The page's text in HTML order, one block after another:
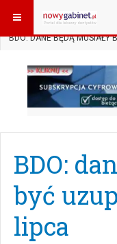
JESTEŚ TUTAJ: START
BDO: DANE BĘDĄ MUSIAŁY
BDO:
być
lipca